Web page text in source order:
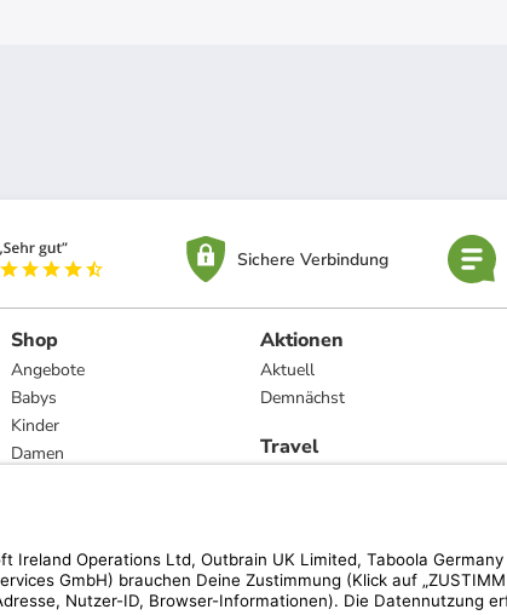
Sichere Verbindung
Shop
Angebote
Babys
Kinder
Damen
Marken
Aktionen
Aktuell
Demnächst
Travel